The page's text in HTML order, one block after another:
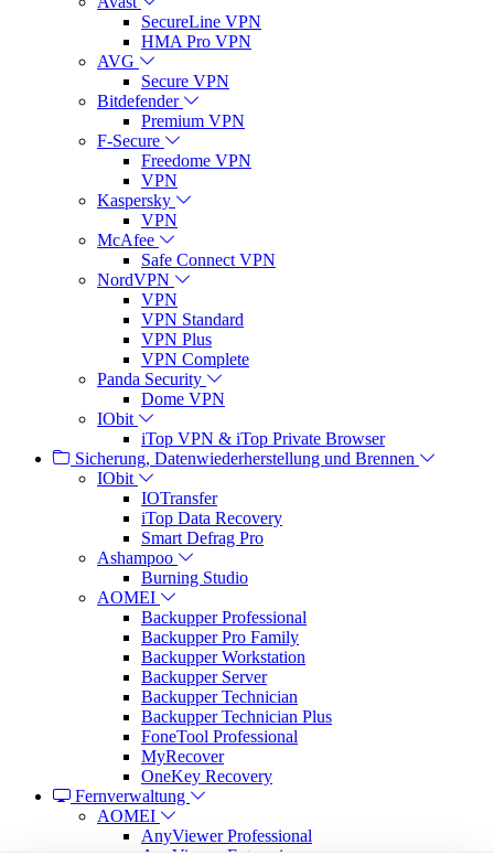
SecureLine VPN
HMA Pro VPN
AVG
Secure VPN
Bitdefender
Premium VPN
F-Secure
Freedome VPN
VPN
Kaspersky
VPN
McAfee
Safe Connect VPN
NordVPN
VPN
VPN Standard
VPN Plus
VPN Complete
Panda Security
Dome VPN
IObit
iTop VPN & iTop Private Browser
Sicherung, Datenwiederherstellung und Brennen
IObit
IOTransfer
iTop Data Recovery
Smart Defrag Pro
Ashampoo
Burning Studio
AOMEI
Backupper Professional
Backupper Pro Family
Backupper Workstation
Backupper Server
Backupper Technician
Backupper Technician Plus
FoneTool Professional
MyRecover
OneKey Recovery
Fernverwaltung
AOMEI
AnyViewer Professional
AnyViewer Enterprise